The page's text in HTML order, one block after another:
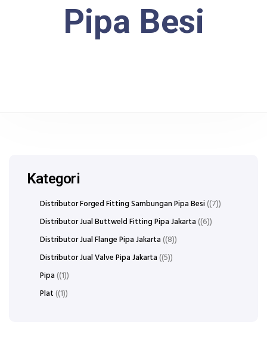
Pipa Besi
Kategori
Distributor Forged Fitting Sambungan Pipa Besi (7)
Distributor Jual Buttweld Fitting Pipa Jakarta (6)
Distributor Jual Flange Pipa Jakarta (8)
Distributor Jual Valve Pipa Jakarta (5)
Pipa (1)
Plat (1)